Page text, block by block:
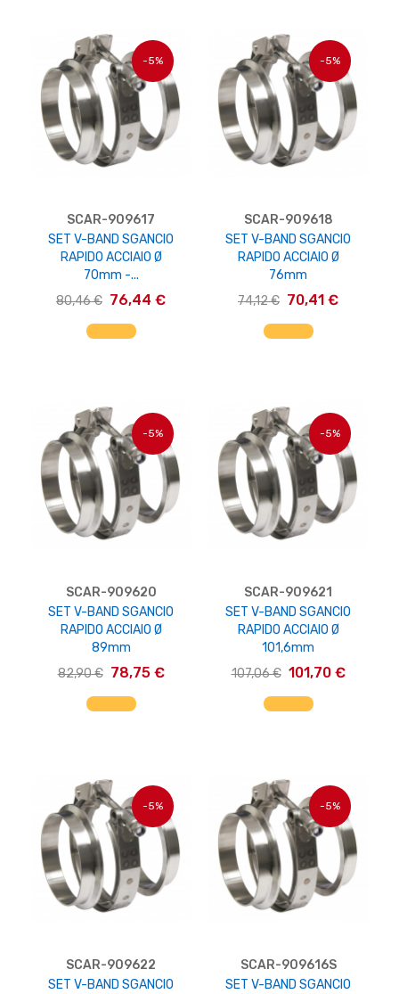
-5%
SCAR-909617
SET V-BAND SGANCIO
RAPIDO ACCIAIO Ø
70mm -...
80,46 € 76,44 €
AGGIUNGI AL CARRELLO
-5%
SCAR-909618
SET V-BAND SGANCIO
RAPIDO ACCIAIO Ø
76mm
74,12 € 70,41 €
AGGIUNGI AL CARRELLO
-5%
SCAR-909620
SET V-BAND SGANCIO
RAPIDO ACCIAIO Ø
89mm
82,90 € 78,75 €
AGGIUNGI AL CARRELLO
-5%
SCAR-909621
SET V-BAND SGANCIO
RAPIDO ACCIAIO Ø
101,6mm
107,06 € 101,70 €
AGGIUNGI AL CARRELLO
-5%
SCAR-909622
SET V-BAND SGANCIO
-5%
SCAR-909616S
SET V-BAND SGANCIO